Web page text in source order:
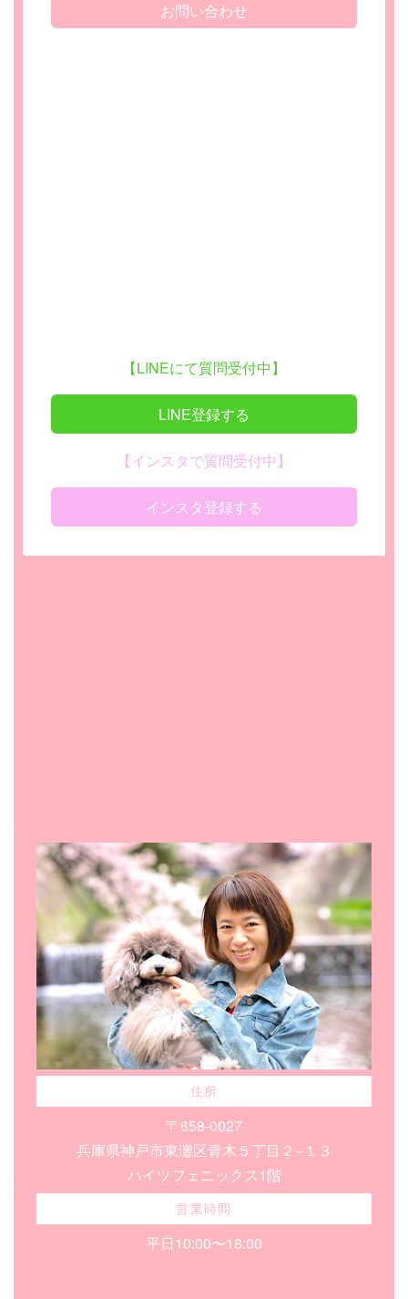
お問い合わせ
【LINEにて質問受付中】
LINE登録する
【インスタで質問受付中】
インスタ登録する
住所
〒658-0027
兵庫県神戸市東灘区青木５丁目２−１３
ハイツフェニックス1階
営業時間
平日10:00〜18:00